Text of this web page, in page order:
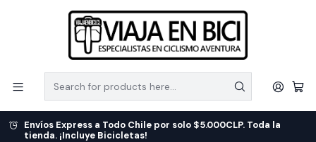
Envíos Express a Todo Chile por solo $5.000CLP. Toda la
tienda. ¡Incluye Bicicletas!